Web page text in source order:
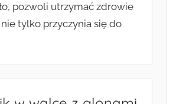
pozwoli utrzymać zdrowie
tylko przyczynia się do